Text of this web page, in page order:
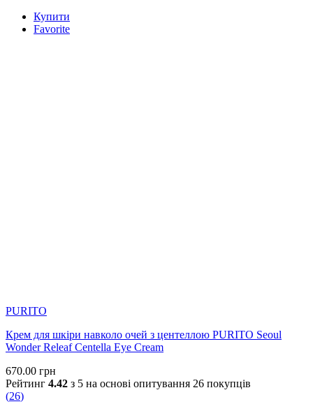
Купити
Favorite
PURITO
Крем для шкіри навколо очей з центеллою PURITO Seoul
Wonder Releaf Centella Eye Cream
670.00 грн
Рейтинг 4.42 з 5 на основі опитування 26 покупців
(26)